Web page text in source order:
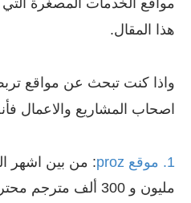
هذا المقال.
واذا كنت تبحث عن مواقع
اصحاب المشاريع والاعمال
1. موقع proz
: من بين اشهر
مليون و 300 ألف